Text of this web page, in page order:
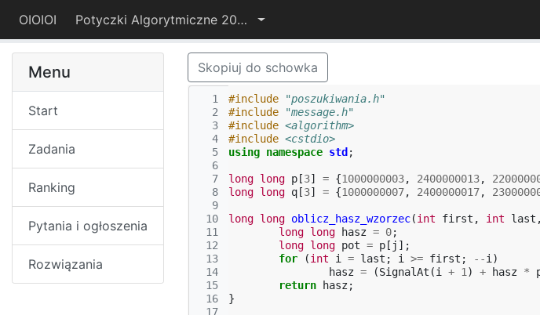
OIOIOI Potyczki Algorytmiczne 2015
Menu
Start
Zadania
Ranking
Pytania i ogłoszenia
Rozwiązania
Skopiuj do schowka
  1
  2
  3
  4
  5
  6
  7
  8
  9
10
11
12
13
14
15
16
17
#include
"poszukiwania.h"
#include
"message.h"
#include <algorithm>
#include <cstdio>
using namespace std ;
long long p [3] = {1000000003, 2400000013,
long long q [3] = {1000000007, 2400000017,
long long oblicz_hasz_wzorzec(int first , int last ,
long long hasz = 0;
long long pot = p [ j ];
for
(int i = last ; i >= first ; --i )
hasz = (SignalAt (i + 1 ) + hasz *
return
hasz;
}